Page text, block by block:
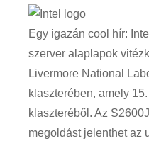
Egy igazán cool hír:
szerver alaplapok
Livermore National
klaszterében, amely
klaszteréből. Az
megoldást jelenthet az